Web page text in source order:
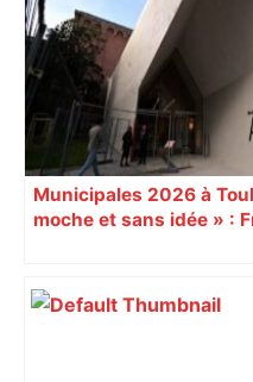
piste du règlement de
privilégiée – La Provence
Municipales 2026 à
moche et sans idée » :
Augustins